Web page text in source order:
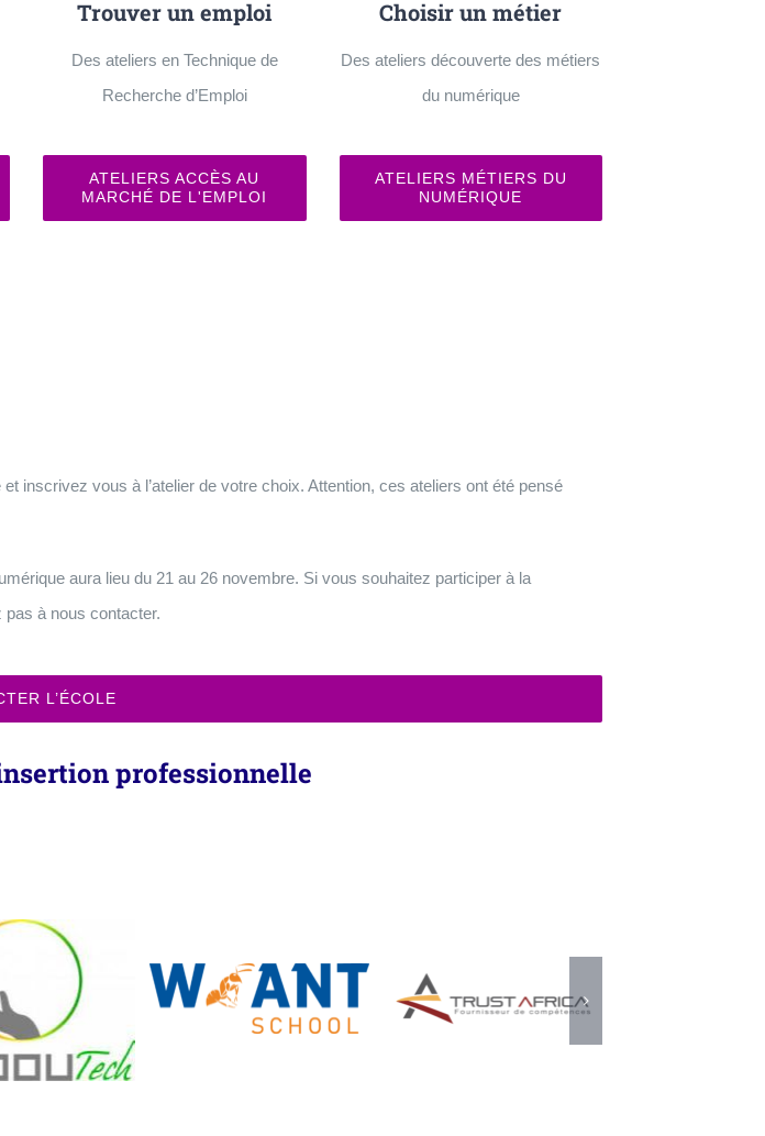
Trouver un emploi
Des ateliers en Technique de
Recherche d’Emploi
ATELIERS ACCÈS AU
MARCHÉ DE L'EMPLOI
Choisir un métier
Des ateliers découverte des métiers
du numérique
ATELIERS MÉTIERS DU
NUMÉRIQUE
inscrivez vous à l’atelier de votre choix. Attention, ces ateliers ont été pensé
aura lieu du 21 au 26 novembre. Si vous souhaitez participer à la
pas à nous contacter.
L’ÉCOLE
professionnelle